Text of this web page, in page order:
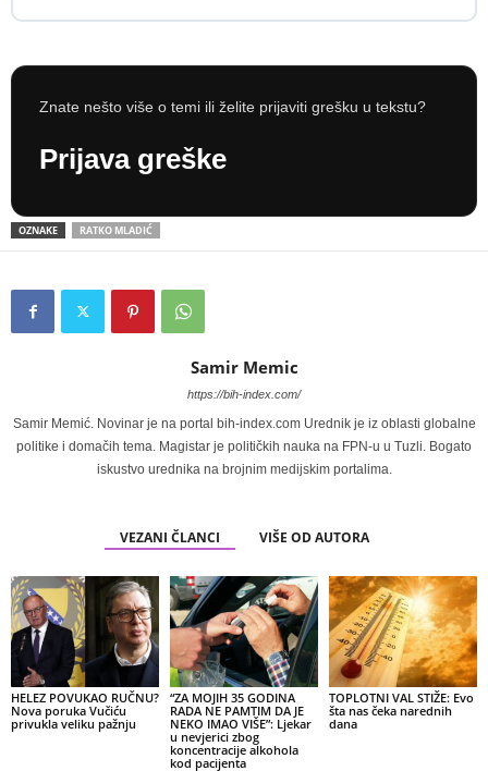
Znate nešto više o temi ili želite prijaviti grešku u tekstu?
Prijava greške
OZNAKE RATKO MLADIĆ
Samir Memic
https://bih-index.com/
Samir Memić. Novinar je na portal bih-index.com Urednik je iz oblasti globalne
politike i domačih tema. Magistar je političkih nauka na FPN-u u Tuzli. Bogato
iskustvo urednika na brojnim medijskim portalima.
VEZANI ČLANCI VIŠE OD AUTORA
HELEZ POVUKAO RUČNU?
Nova poruka Vučiću
privukla veliku pažnju
“ZA MOJIH 35 GODINA
RADA NE PAMTIM DA JE
NEKO IMAO VIŠE”: Ljekar
u nevjerici zbog
koncentracije alkohola
kod pacijenta
TOPLOTNI VAL STIŽE: Evo
šta nas čeka narednih
dana